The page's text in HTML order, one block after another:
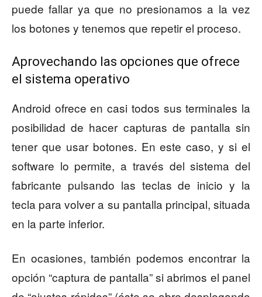
puede fallar ya que no presionamos a la vez
los botones y tenemos que repetir el proceso.
Aprovechando las opciones que ofrece
el sistema operativo
Android ofrece en casi todos sus terminales la
posibilidad de hacer capturas de pantalla sin
tener que usar botones. En este caso, y si el
software lo permite, a través del sistema del
fabricante pulsando las teclas de inicio y la
tecla para volver a su pantalla principal, situada
en la parte inferior.
En ocasiones, también podemos encontrar la
opción “captura de pantalla” si abrimos el panel